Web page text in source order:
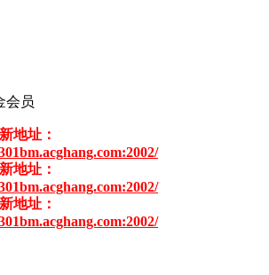
会员
地址：
地址：
地址：